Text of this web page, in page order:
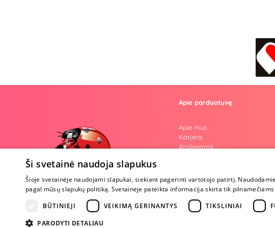
Apie parduotuvę
Apie mus
Karjera
Atsiliepimai
Prekiniai ženklai
Parama Ukrainai
Tapk ambasadoriumi
Ši svetainė naudoja slapukus
Šioje svetainėje naudojami slapukai, siekiant pagerinti vartotojo patirtį.
pagal mūsų slapukų politiką. Svetainėje pateikta informacija skirta tik
BŪTINIEJI
VEIKIMĄ GERINANTYS TIKSLINIAI
PARODYTI DETALIAU